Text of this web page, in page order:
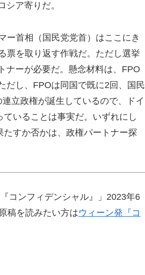
ア寄りだ。
ー首相（国民党党首）はここにき
票を取り返す作戦だ。ただし選挙
ナーが必要だ。懸念材料は、FPO
だし、FPOは同国で既に2回、国民
立政権が誕生しているので、ドイ
いることは事実だ。いずれにし
すか否かは、政権パートナー探
コンフィデンシャル』」2023年6
稿を読みたい方はウィーン発『コ